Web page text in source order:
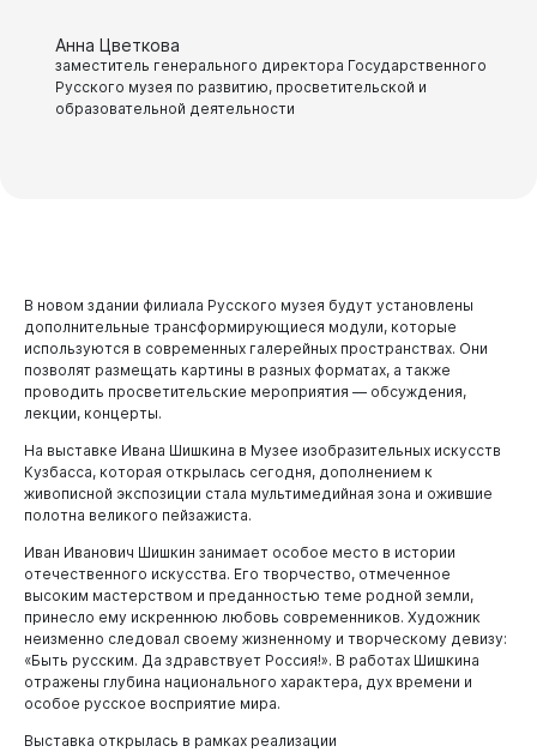
Анна Цветкова
заместитель генерального директора Государственного
Русского музея по развитию, просветительской и
образовательной деятельности
В новом здании филиала Русского музея будут установлены
дополнительные трансформирующиеся модули, которые
используются в современных галерейных пространствах. Они
позволят размещать картины в разных форматах, а также
проводить просветительские мероприятия — обсуждения,
лекции, концерты.
На выставке Ивана Шишкина в Музее изобразительных искусств
Кузбасса, которая открылась сегодня, дополнением к
живописной экспозиции стала мультимедийная зона и ожившие
полотна великого пейзажиста.
Иван Иванович Шишкин занимает особое место в истории
отечественного искусства. Его творчество, отмеченное
высоким мастерством и преданностью теме родной земли,
принесло ему искреннюю любовь современников. Художник
неизменно следовал своему жизненному и творческому девизу:
«Быть русским. Да здравствует Россия!». В работах Шишкина
отражены глубина национального характера, дух времени и
особое русское восприятие мира.
Выставка открылась в рамках реализации